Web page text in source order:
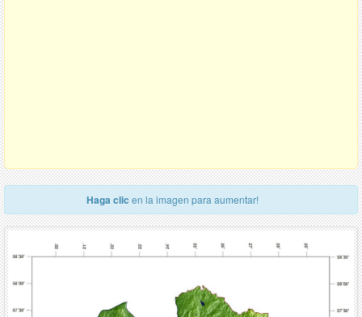
Haga clic en la imagen para aumentar!